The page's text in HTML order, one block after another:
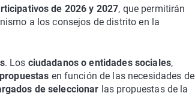
de 2026 y 2027, que permitirán
a los consejos de distrito en la
. Los ciudadanos o entidades sociales,
en función de las necesidades de
de seleccionar las propuestas de la